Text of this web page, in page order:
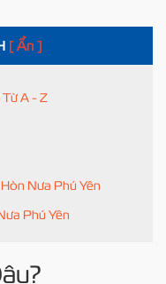
[ Ẩn ]
A - Z
Nưa Phú Yên
Phú Yên